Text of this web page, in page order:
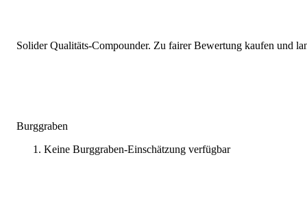
Solider Qualitäts-Compounder. Zu fairer Bewertung kaufen und
Burggraben
Keine Burggraben-Einschätzung verfügbar